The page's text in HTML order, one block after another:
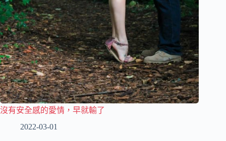
沒有安全感的愛情，早就輸了
2022-03-01